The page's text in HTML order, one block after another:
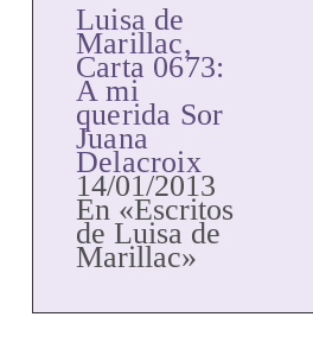
Luisa de
Marillac,
Carta 0673:
A mi
querida Sor
Juana
Delacroix
14/01/2013
En «Escritos
de Luisa de
Marillac»